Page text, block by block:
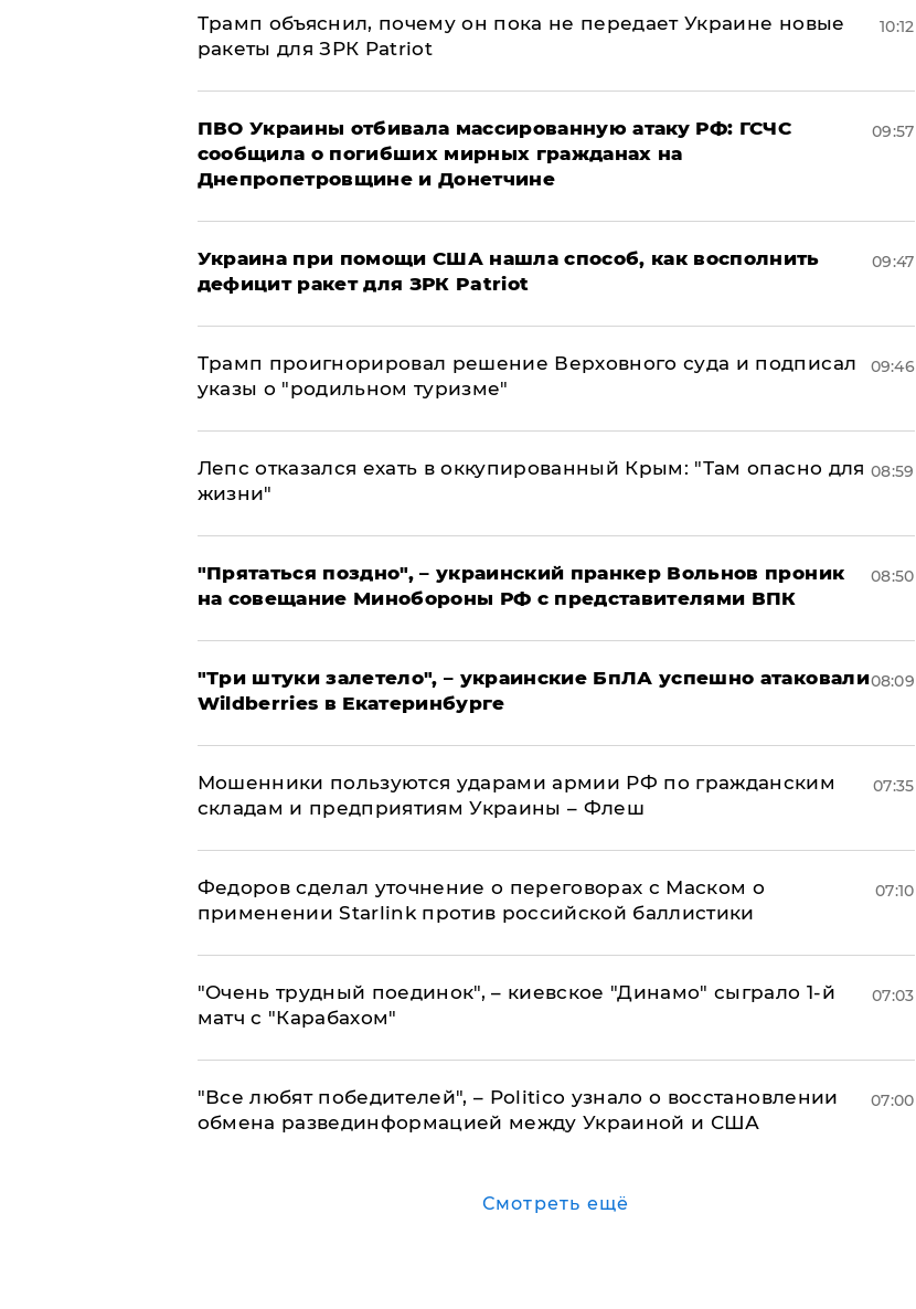
Трамп объяснил, почему он пока не передает Украине новые
ракеты для ЗРК Patriot
10:12
ПВО Украины отбивала массированную атаку РФ: ГСЧС
сообщила о погибших мирных гражданах на
Днепропетровщине и Донетчине
09:57
Украина при помощи США нашла способ, как восполнить
дефицит ракет для ЗРК Patriot
09:47
Трамп проигнорировал решение Верховного суда и подписал
указы о "родильном туризме"
09:46
Лепс отказался ехать в оккупированный Крым: "Там опасно для
жизни"
08:59
"Прятаться поздно", – украинский пранкер Вольнов проник
на совещание Минобороны РФ с представителями ВПК
08:50
"Три штуки залетело", – украинские БпЛА успешно атаковали
Wildberries в Екатеринбурге
08:09
Мошенники пользуются ударами армии РФ по гражданским
складам и предприятиям Украины – Флеш
07:35
Федоров сделал уточнение о переговорах с Маском о
применении Starlink против российской баллистики
07:10
"Очень трудный поединок", – киевское "Динамо" сыграло 1-й
матч с "Карабахом"
07:03
​"Все любят победителей", – Politico узнало о восстановлении
обмена развединформацией между Украиной и США
07:00
Смотреть ещё